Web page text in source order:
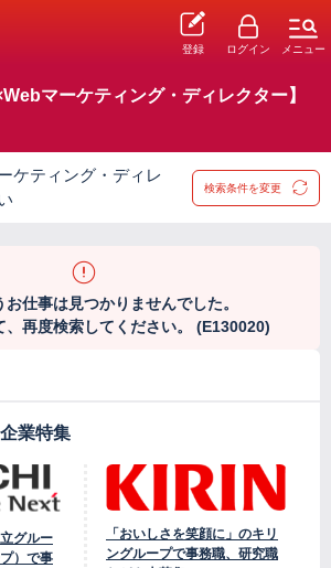
登録 ログイン メニュー
マーケティング・ディレクター】
ケティング・ディレ
検索条件を変更
お仕事は見つかりませんでした。
、再度検索してください。 (E130020)
業特集
グルー
）で事
「おいしさを笑顔に」のキリ
ングループで事務職、研究職